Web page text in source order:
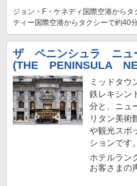
ジョン・F・ケネディ国際空港から
ティー国際空港からタクシーで約40
ザ ペニンシュラ ニュ
(THE PENINSULA
ミッドタウ
鉄レキシン
分と、ニュ
リタン美術
や観光スポ
ションです。
ホテルラン
お客さまの